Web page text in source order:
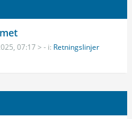
07:17 > - i: Retningslinjer